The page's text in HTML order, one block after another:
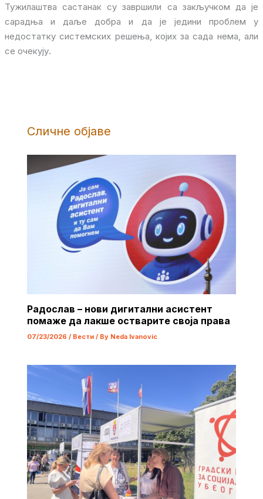
Тужилаштва састанак су завршили са закључком да је
сарадња и даље добра и да је једини проблем у
недостатку системских решења, којих за сада нема, али
се очекују.
Сличне објаве
Радослав – нови дигитални асистент
помаже да лакше остварите своја права
07/23/2026 / Вести/ By Neda Ivanovic